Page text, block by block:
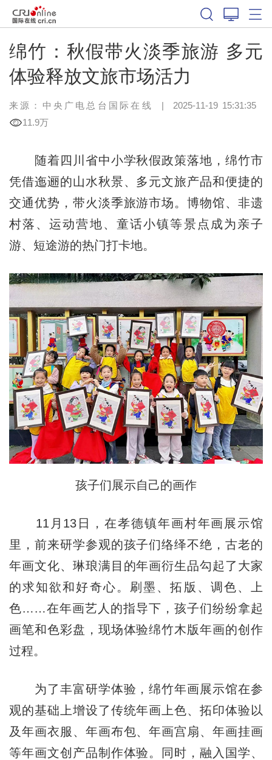
绵竹：秋假带火淡季旅游 多元
体验释放文旅市场活力
来源：中央广电总台国际在线 | 2025-11-19 15:31:35
11.9万
随着四川省中小学秋假政策落地，绵竹市
凭借迤逦的山水秋景、多元文旅产品和便捷的
交通优势，带火淡季旅游市场。博物馆、非遗
村落、运动营地、童话小镇等景点成为亲子
游、短途游的热门打卡地。
孩子们展示自己的画作
11月13日，在孝德镇年画村年画展示馆
里，前来研学参观的孩子们络绎不绝，古老的
年画文化、琳琅满目的年画衍生品勾起了大家
的求知欲和好奇心。刷墨、拓版、调色、上
色……在年画艺人的指导下，孩子们纷纷拿起
画笔和色彩盘，现场体验绵竹木版年画的创作
过程。
为了丰富研学体验，绵竹年画展示馆在参
观的基础上增设了传统年画上色、拓印体验以
及年画衣服、年画布包、年画宫扇、年画挂画
等年画文创产品制作体验。同时，融入国学、